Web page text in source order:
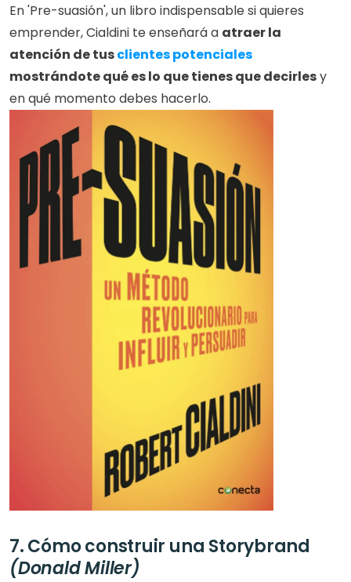
En 'Pre-suasión', un libro indispensable si quieres
emprender, Cialdini te enseñará a atraer la
atención de tus clientes potenciales
mostrándote qué es lo que tienes que decirles y
en qué momento debes hacerlo.
(Donald Miller)